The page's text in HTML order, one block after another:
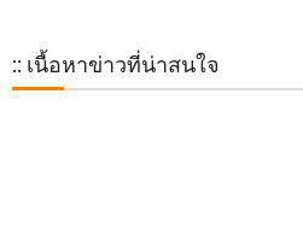
:: เนื้อหาข่าวที่น่าสนใจ